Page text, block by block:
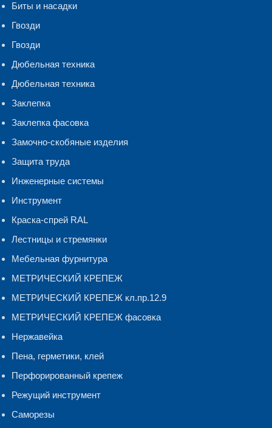
Биты и насадки
Гвозди
Гвозди
Дюбельная техника
Дюбельная техника
Заклепка
Заклепка фасовка
Замочно-скобяные изделия
Защита труда
Инженерные системы
Инструмент
Краска-спрей RAL
Лестницы и стремянки
Мебельная фурнитура
МЕТРИЧЕСКИЙ КРЕПЕЖ
МЕТРИЧЕСКИЙ КРЕПЕЖ кл.пр.12.9
МЕТРИЧЕСКИЙ КРЕПЕЖ фасовка
Нержавейка
Пена, герметики, клей
Перфорированный крепеж
Режущий инструмент
Саморезы